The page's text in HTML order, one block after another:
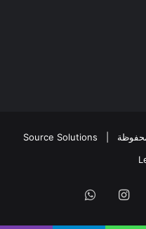
Source Solutions
انستقرامواتساب